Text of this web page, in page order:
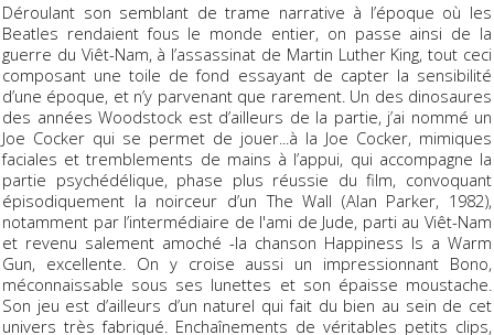
Déroulant son semblant de trame narrative à l’époque où les
Beatles rendaient fous le monde entier, on passe ainsi de la
guerre du Viêt-Nam, à l’assassinat de Martin Luther King, tout ceci
composant une toile de fond essayant de capter la sensibilité
d’une époque, et n’y parvenant que rarement. Un des dinosaures
des années Woodstock est d’ailleurs de la partie, j’ai nommé un
Joe Cocker qui se permet de jouer...à la Joe Cocker, mimiques
faciales et tremblements de mains à l’appui, qui accompagne la
partie psychédélique, phase plus réussie du film, convoquant
épisodiquement la noirceur d’unThe Wall (Alan Parker, 1982),
notamment par l’intermédiaire de l'ami de Jude, parti au Viêt-Nam
et revenu salement amoché -la chanson Happiness Is a Warm
Gun, excellente. On y croise aussi un impressionnant Bono,
méconnaissable sous ses lunettes et son épaisse moustache.
Son jeu est d’ailleurs d’un naturel qui fait du bien au sein de cet
univers très fabriqué. Enchaînements de véritables petits clips,